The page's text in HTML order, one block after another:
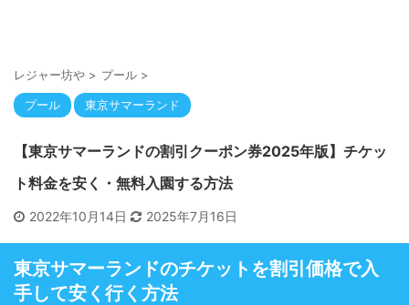
レジャー坊や > プール >
プール 東京サマーランド
【東京サマーランドの割引クーポン券2025年版】チケッ
ト料金を安く・無料入園する方法
2022年10月14日 2025年7月16日
東京サマーランドのチケットを割引価格で入
手して安く行く方法